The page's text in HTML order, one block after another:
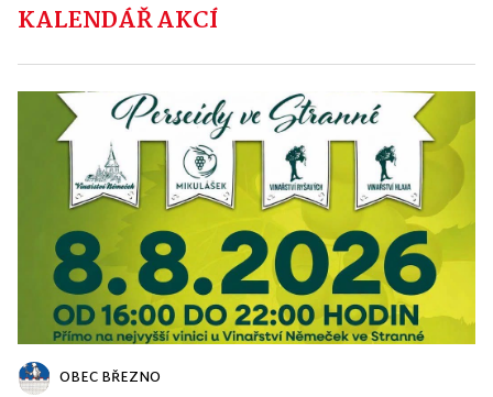
KALENDÁŘ AKCÍ
OBEC BŘEZNO